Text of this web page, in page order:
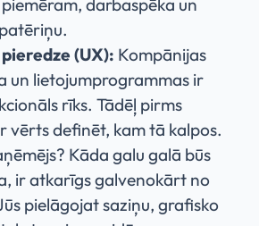
darbaspēka un
(UX): Kompānijas
un lietojumprogrammas ir
rīks. Tādēļ pirms
vērts definēt, kam tā kalpos.
Kāda galu galā būs
ir atkarīgs galvenokārt no
pielāgojat saziņu, grafisko